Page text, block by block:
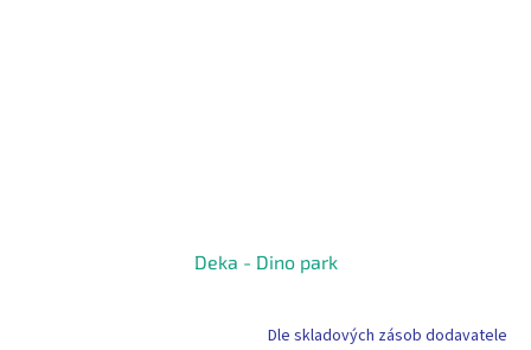
Deka - Dino park
Dle skladových zásob dodavatele